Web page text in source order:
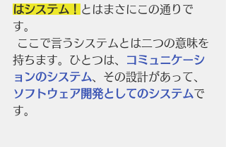
はシステム！ とはまさにこの通りで
す。
持ちます。ひとつは、
コミュニケーシ
ョンのシステム 、その設計があって、
ソフトウェア開発としてのシステムで
す。